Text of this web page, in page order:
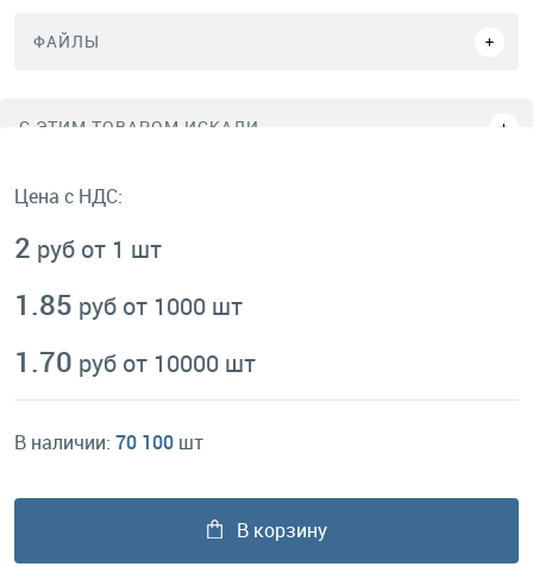
ФАЙЛЫ
C ЭТИМ ТОВАРОМ ИСКАЛИ
Цена с НДС:
2 руб от 1 шт
1.85 руб от 1000 шт
1.70 руб от 10000 шт
В наличии: 70 100 шт
В корзину